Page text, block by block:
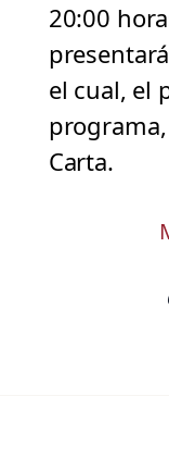
20:00
el cual, el
Carta.